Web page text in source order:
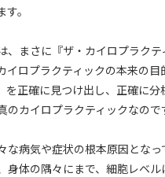
。
、まさに『ザ・カイロプラク
イロプラクティックの本来の
を正確に見つけ出し、正確に
カイロプラクティックなので
病気や症状の根本原因となっ
身体の隅々にまで、細胞レベ